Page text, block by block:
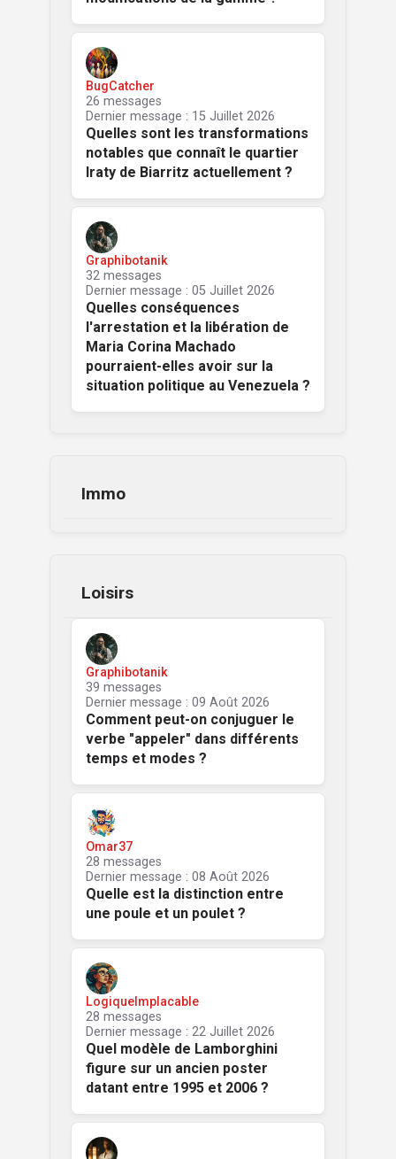
Quelles sont les transformations
notables que connaît le quartier
Iraty de Biarritz actuellement ?
BugCatcher
26 messages
Dernier message : 15 Juillet 2026
Quelles conséquences
l'arrestation et la libération de
Maria Corina Machado
pourraient-elles avoir sur la
situation politique au Venezuela ?
Graphibotanik
32 messages
Dernier message : 05 Juillet 2026
Immo
Loisirs
Comment peut-on conjuguer le
verbe "appeler" dans différents
temps et modes ?
Graphibotanik
39 messages
Dernier message : 09 Août 2026
Quelle est la distinction entre
une poule et un poulet ?
Omar37
28 messages
Dernier message : 08 Août 2026
Quel modèle de Lamborghini
figure sur un ancien poster
datant entre 1995 et 2006 ?
LogiqueImplacable
28 messages
Dernier message : 22 Juillet 2026